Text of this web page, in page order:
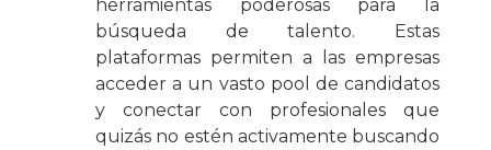
herramientas poderosas para la
búsqueda de talento. Estas
plataformas permiten a las empresas
acceder a un vasto pool de candidatos
y conectar con profesionales que
quizás no estén activamente buscando